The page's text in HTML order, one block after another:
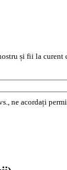
și fii la curent
ne acordați